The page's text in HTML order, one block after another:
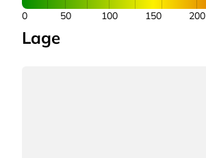
50 100 150 200
0
Lage